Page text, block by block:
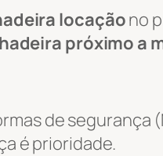
locaçãono
próximo a
de segurança
é prioridade.